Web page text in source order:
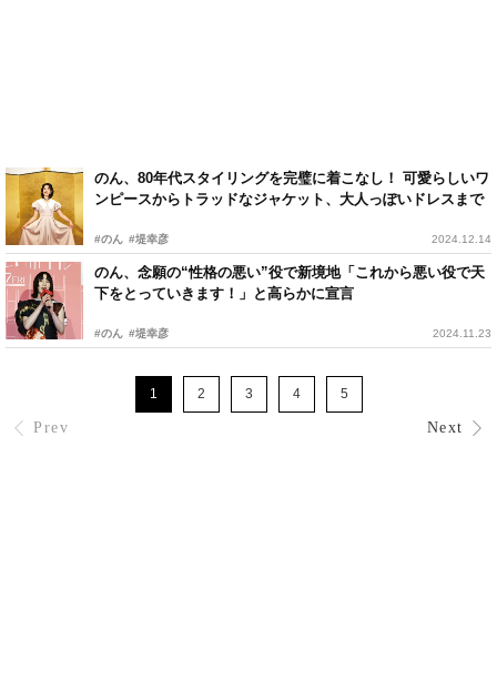
のん、80年代スタイリングを完璧に着こなし！ 可愛らしいワ
ンピースからトラッドなジャケット、大人っぽいドレスまで
#のん #堤幸彦 2024.12.14
のん、念願の“性格の悪い”役で新境地「これから悪い役で天
下をとっていきます！」と高らかに宣言
#のん #堤幸彦 2024.11.23
Prev
1 2 3 4 5
Next